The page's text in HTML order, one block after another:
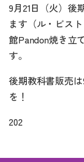
9月21日（火）後
ます（ル・ビス
館Pandon焼き立
す。
後期教科書販売
を！
202